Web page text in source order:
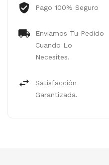
Pago 100% Seguro
Enviamos Tu Pedido
Cuando Lo
Necesites.
Satisfacción
Garantizada.